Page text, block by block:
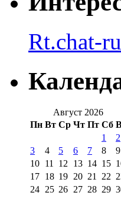
Rt.chat-
Август 2026
Пн Вт Ср Чт Пт Сб
1
2
3
4 5 6 7 8
9
10 11 12 13 14 15
17 18 19 20 21 22
24 25 26 27 28 29